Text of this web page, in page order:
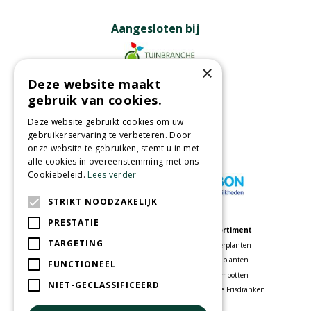
Aangesloten bij
Partners
Wij accepteren
Tuincentrum
Speelparadijs
Woonwinkel
Assortiment
Kamerplanten
Tuinplanten
Bloempotten
Voordelige Frisdranken
×
Deze website maakt
gebruik van cookies.
Deze website gebruikt cookies om uw
gebruikerservaring te verbeteren. Door
onze website te gebruiken, stemt u in met
alle cookies in overeenstemming met ons
Cookiebeleid.Lees verder
STRIKT NOODZAKELIJK
PRESTATIE
TARGETING
FUNCTIONEEL
NIET-GECLASSIFICEERD